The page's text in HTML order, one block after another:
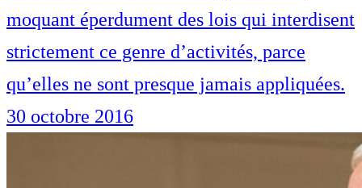
moquant éperdument des lois qui interdisent
strictement ce genre d’activités, parce
qu’elles ne sont presque jamais appliquées.
30 octobre 2016